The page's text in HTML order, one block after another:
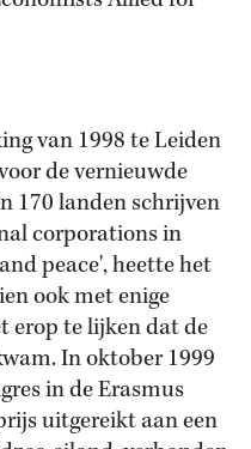
van 1998 te Leiden
de vernieuwde
170 landen schrijven
corporations in
peace', heette het
ook met enige
erop te lijken dat de
In oktober 1999
in de Erasmus
uitgereikt aan een